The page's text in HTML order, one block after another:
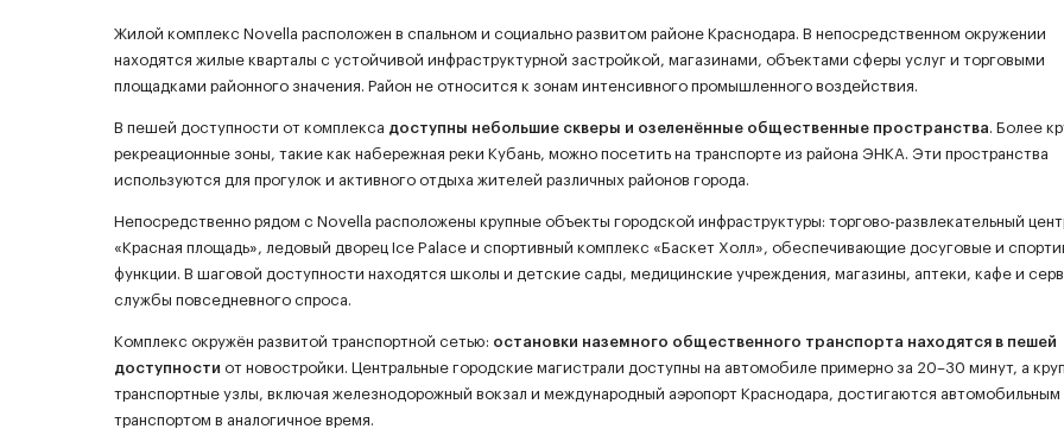
Жилой комплекс Novella расположен в спальном и социально развитом районе Краснодара. В непосредственном окружении
находятся жилые кварталы с устойчивой инфраструктурной застройкой, магазинами, объектами сферы услуг и торговыми
площадками районного значения. Район не относится к зонам интенсивного промышленного воздействия.
В пешей доступности от комплекса доступны небольшие скверы и озеленённые общественные пространства. Более
рекреационные зоны, такие как набережная реки Кубань, можно посетить на транспорте из района ЭНКА. Эти пространства
используются для прогулок и активного отдыха жителей различных районов города.
Непосредственно рядом с Novella расположены крупные объекты городской инфраструктуры: торгово-развлекательный
«Красная площадь», ледовый дворец Ice Palace и спортивный комплекс «Баскет Холл», обеспечивающие досуговые и
функции. В шаговой доступности находятся школы и детские сады, медицинские учреждения, магазины, аптеки, кафе и
службы повседневного спроса.
Комплекс окружён развитой транспортной сетью: остановки наземного общественного транспорта находятся в пешей
доступности от новостройки. Центральные городские магистрали доступны на автомобиле примерно за 20–30 минут, а
транспортные узлы, включая железнодорожный вокзал и международный аэропорт Краснодара, достигаются автомобильным
транспортом в аналогичное время.